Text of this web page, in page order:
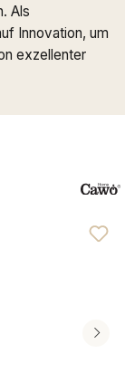
Als
Innovation, um
exzellenter
5 Sternen